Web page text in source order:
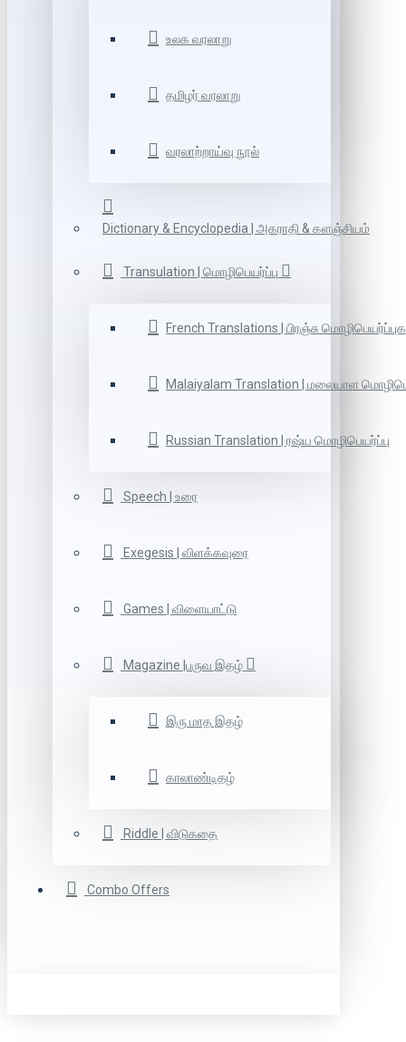
உலக வரலாறு
தமிழர் வரலாறு
வரலாற்றாய்வு நூல்
Dictionary & Encyclopedia | அகராதி & களஞ்சியம்
Transulation | மொழிபெயர்ப்பு
French Translations | பிரஞ்சு
Malaiyalam Translation | மலையாள
Russian Translation | ரஷ்ய மொழிபெயர்ப்பு
Speech | உரை
Exegesis | விளக்கவுரை
Games | விளையாட்டு
Magazine |பருவ இதழ்
இரு மாத இதழ்
காலாண்டிதழ்
Riddle | விடுகதை
Combo Offers